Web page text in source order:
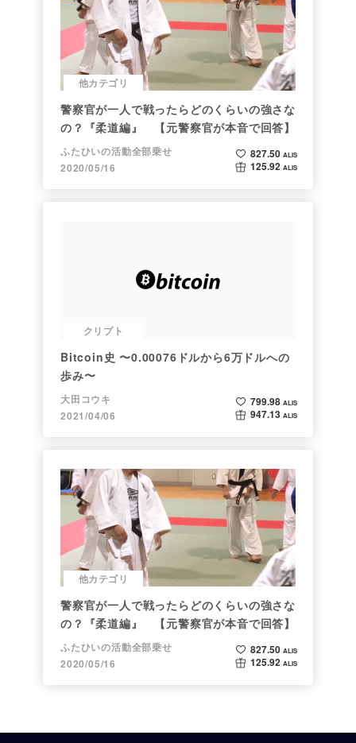
他カテゴリ
警察官が一人で戦ったらどのくらいの強さな
の？『柔道編』 【元警察官が本音で回答】
ふたひいの活動全部乗せ
2020/05/16
827.50 ALIS
125.92 ALIS
クリプト
Bitcoin史 〜0.00076ドルから6万ドルへの
歩み〜
大田コウキ
2021/04/06
799.98 ALIS
947.13 ALIS
他カテゴリ
警察官が一人で戦ったらどのくらいの強さな
の？『柔道編』 【元警察官が本音で回答】
ふたひいの活動全部乗せ
2020/05/16
827.50 ALIS
125.92 ALIS